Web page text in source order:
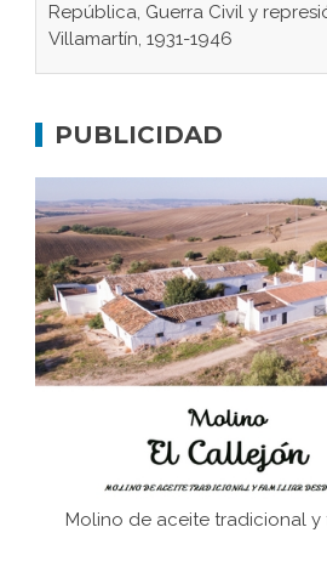
República, Guerra Civil y
Villamartín, 1931-1946
concentración nazis
fundaciones de Bornos
El Frente Popular. Ubrique,
1936
Juntar las letras. La
campo: del afán de saber a la
Historia y vivencias del poblado
PUBLICIDAD
Molino de aceite tradicional y